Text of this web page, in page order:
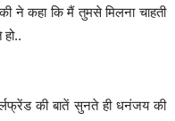
ने कहा कि मैं तुमसे मिलना चाहती
की बातें सुनते ही धनंजय की